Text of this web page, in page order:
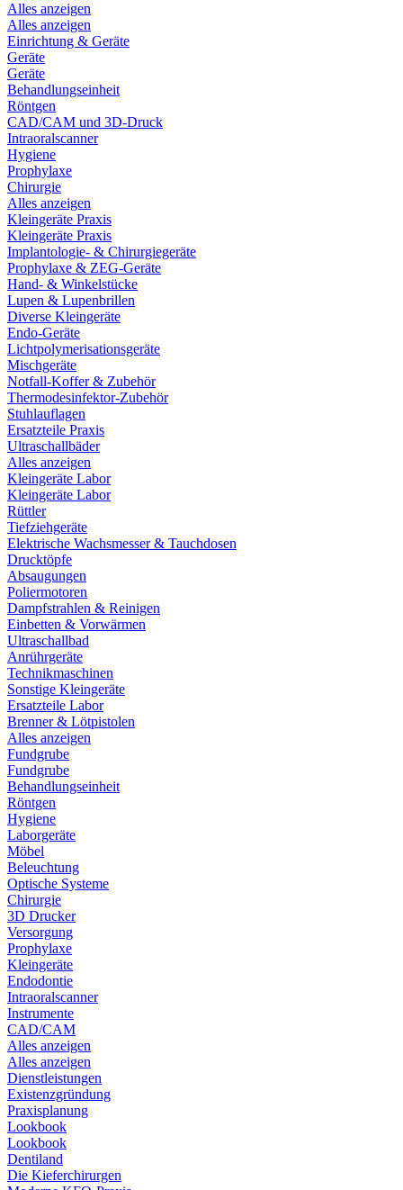
Alles anzeigen
Alles anzeigen
Einrichtung & Geräte
Geräte
Geräte
Behandlungseinheit
Röntgen
CAD/CAM und 3D-Druck
Intraoralscanner
Hygiene
Prophylaxe
Chirurgie
Alles anzeigen
Kleingeräte Praxis
Kleingeräte Praxis
Implantologie- & Chirurgiegeräte
Prophylaxe & ZEG-Geräte
Hand- & Winkelstücke
Lupen & Lupenbrillen
Diverse Kleingeräte
Endo-Geräte
Lichtpolymerisationsgeräte
Mischgeräte
Notfall-Koffer & Zubehör
Thermodesinfektor-Zubehör
Stuhlauflagen
Ersatzteile Praxis
Ultraschallbäder
Alles anzeigen
Kleingeräte Labor
Kleingeräte Labor
Rüttler
Tiefziehgeräte
Elektrische Wachsmesser & Tauchdosen
Drucktöpfe
Absaugungen
Poliermotoren
Dampfstrahlen & Reinigen
Einbetten & Vorwärmen
Ultraschallbad
Anrührgeräte
Technikmaschinen
Sonstige Kleingeräte
Ersatzteile Labor
Brenner & Lötpistolen
Alles anzeigen
Fundgrube
Fundgrube
Behandlungseinheit
Röntgen
Hygiene
Laborgeräte
Möbel
Beleuchtung
Optische Systeme
Chirurgie
3D Drucker
Versorgung
Prophylaxe
Kleingeräte
Endodontie
Intraoralscanner
Instrumente
CAD/CAM
Alles anzeigen
Alles anzeigen
Dienstleistungen
Existenzgründung
Praxisplanung
Lookbook
Lookbook
Dentiland
Die Kieferchirurgen